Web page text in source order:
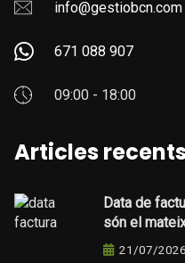
info@gestiobcn.com
671 088 907
09:00 - 18:00
Articles
Data de
són el
21/07/2026